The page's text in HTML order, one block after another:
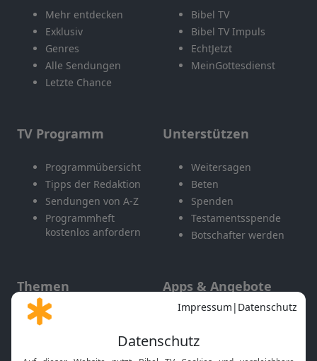
Mehr entdecken
Exklusiv
Genres
Alle Sendungen
Letzte Chance
Bibel TV
Bibel TV Impuls
EchtJetzt
MeinGottesdienst
TV Programm
Programmübersicht
Tipps der Redaktion
Sendungen von A-Z
Programmheft
kostenlos anfordern
Unterstützen
Weitersagen
Beten
Spenden
Testamentsspende
Botschafter werden
Themen
Gott und Bibel erklärt
Apps & Angebote
Mobile App